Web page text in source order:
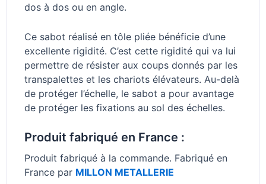
dos à dos ou en angle.
Ce sabot réalisé en tôle pliée bénéficie d’une
excellente rigidité. C’est cette rigidité qui va lui
permettre de résister aux coups donnés par les
transpalettes et les chariots élévateurs. Au-delà
de protéger l’échelle, le sabot a pour avantage
de protéger les fixations au sol des échelles.
Produit fabriqué en France :
Produit fabriqué à la commande. Fabriqué en
France par MILLON METALLERIE